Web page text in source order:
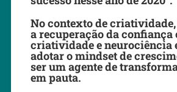
No contexto de
a recuperação da
criatividade e neurociência
adotar o mindset de
ser um agente de
em pauta.